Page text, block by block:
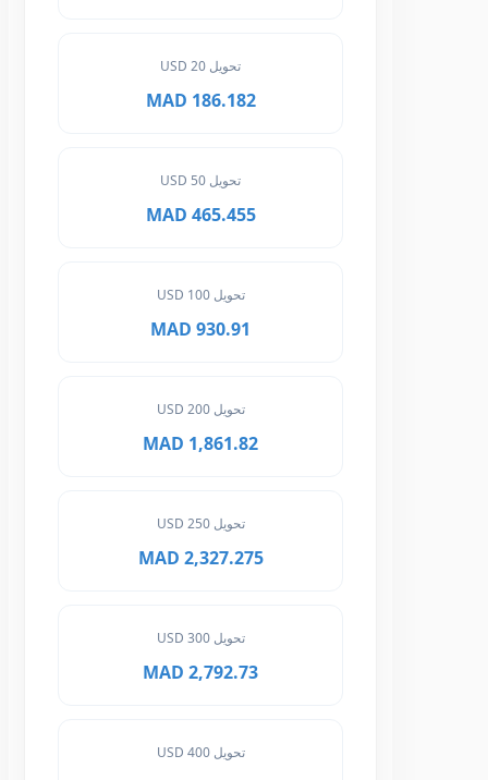
186.182 MAD
465.455 MAD
تحويل 100 USD
930.91 MAD
تحويل 200 USD
1,861.82 MAD
تحويل 250 USD
2,327.275 MAD
تحويل 300 USD
2,792.73 MAD
تحويل 400 USD